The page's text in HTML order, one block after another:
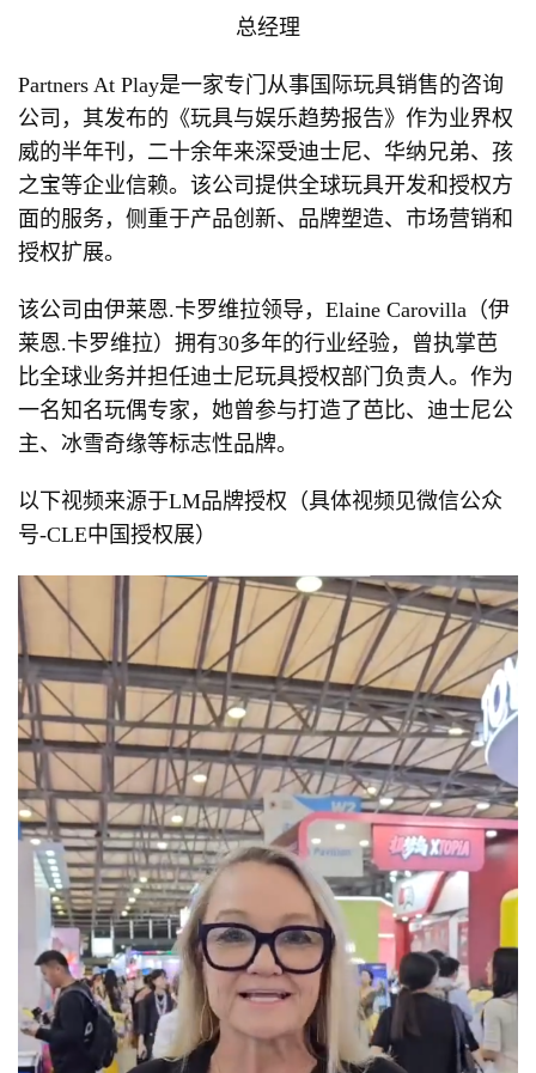
总经理
Partners At Play是一家专门从事国际玩具销售的咨询
公司，其发布的《玩具与娱乐趋势报告》作为业界权
威的半年刊，二十余年来深受迪士尼、华纳兄弟、孩
之宝等企业信赖。该公司提供全球玩具开发和授权方
面的服务，侧重于产品创新、品牌塑造、市场营销和
授权扩展。
该公司由伊莱恩.卡罗维拉领导，Elaine Carovilla（伊
莱恩.卡罗维拉）拥有30多年的行业经验，曾执掌芭
比全球业务并担任迪士尼玩具授权部门负责人。作为
一名知名玩偶专家，她曾参与打造了芭比、迪士尼公
主、冰雪奇缘等标志性品牌。
以下视频来源于LM品牌授权（具体视频见微信公众
号-CLE中国授权展）